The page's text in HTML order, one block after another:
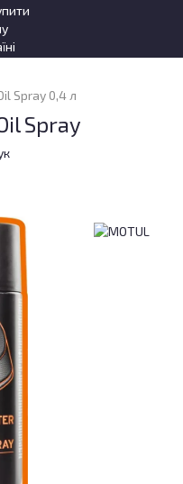
Spray 0,4 л
Spray